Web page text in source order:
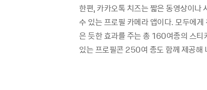
한편, 카카오톡 치즈는 짧은 동영상이나
수 있는 프로필 카메라 앱이다. 모두에
은 듯한 효과를 주는 총 160여종의 스티
있는 프로필콘 250여 종도 함께 제공해